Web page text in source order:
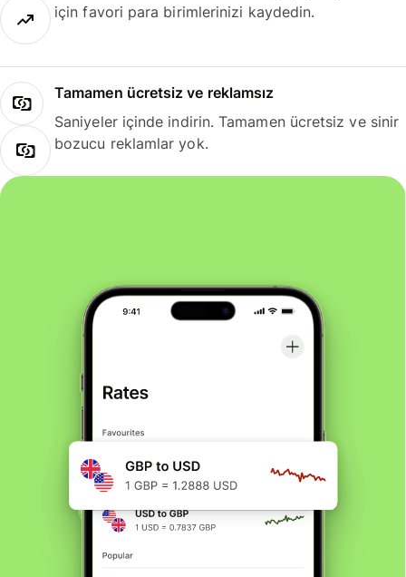
için favori para birimlerinizi kaydedin.
Tamamen ücretsiz ve reklamsız
Saniyeler içinde indirin. Tamamen ücretsiz ve sinir
bozucu reklamlar yok.